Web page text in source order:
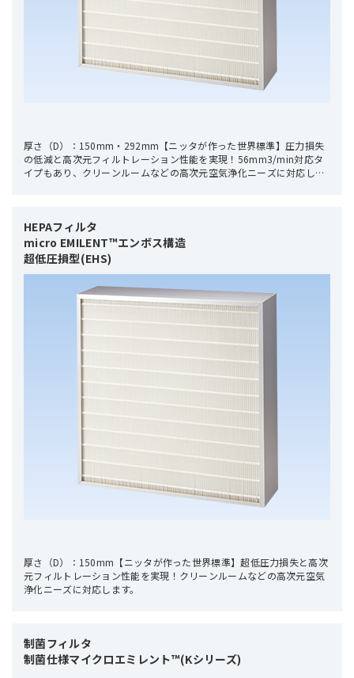
厚さ（D）：150mm・292mm【ニッタが作った世界標準】圧力損失
の低減と高次元フィルトレーション性能を実現！56mm3/min対応タ
イプもあり、クリーンルームなどの高次元空気浄化ニーズに対応しま
HEPAフィルタ
micro EMILENT™エンボス構造
超低圧損型(EHS)
厚さ（D）：150mm【ニッタが作った世界標準】超低圧力損失と高次
元フィルトレーション性能を実現！クリーンルームなどの高次元空気
浄化ニーズに対応します。
制菌フィルタ
制菌仕様マイクロエミレント™(Kシリーズ)